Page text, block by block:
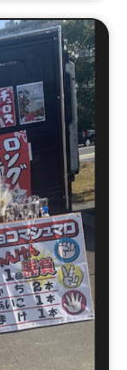
鶏白湯ラーメ
、北海道ザン
ッツ、ワイル
リーブ)、ロン
牛タン串、牛
金鯱カレー、
、炙りチャー
ーメン、アサ
ギービール